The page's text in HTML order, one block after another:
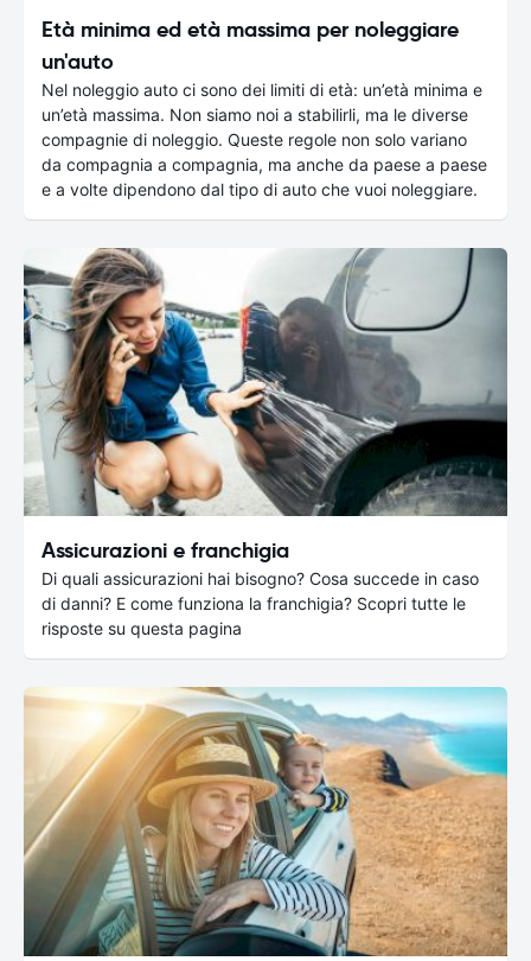
Età minima ed età massima per noleggiare
un'auto
Nel noleggio auto ci sono dei limiti di età: un’età minima e
un’età massima. Non siamo noi a stabilirli, ma le diverse
compagnie di noleggio. Queste regole non solo variano
da compagnia a compagnia, ma anche da paese a paese
e a volte dipendono dal tipo di auto che vuoi noleggiare.
Assicurazioni e franchigia
Di quali assicurazioni hai bisogno? Cosa succede in caso
di danni? E come funziona la franchigia? Scopri tutte le
risposte su questa pagina